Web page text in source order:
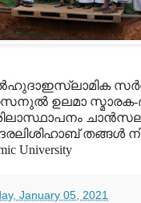
ഉലമാ സ്മാരക-
ശിലാസ്ഥാപനം
തങ്ങള്‍
University
January 05, 2021